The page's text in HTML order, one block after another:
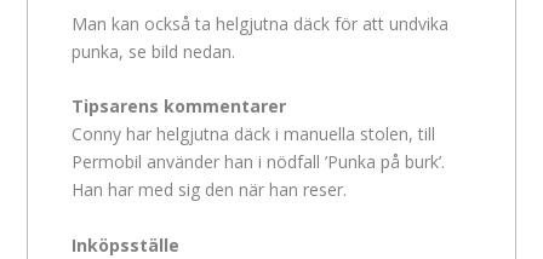
Man kan också ta helgjutna däck för att undvika
punka, se bild nedan.
Tipsarens kommentarer
Conny har helgjutna däck i manuella stolen, till
Permobil använder han i nödfall ’Punka på burk’.
Han har med sig den när han reser.
Inköpsställe